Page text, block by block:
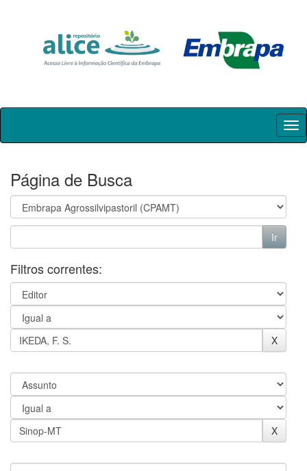
Skip
Página de Busca
Filtros correntes: